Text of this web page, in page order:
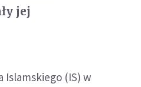
jej
Islamskiego (IS) w